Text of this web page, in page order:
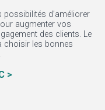
possibilités d’améliorer
augmenter vos
des clients. Le
choisir les bonnes
>